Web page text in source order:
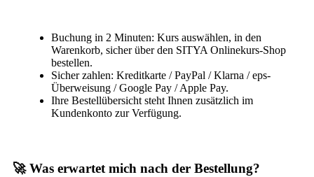
Buchung in 2 Minuten: Kurs auswählen, in den
Warenkorb, sicher über den SITYA Onlinekurs-Shop
bestellen.
Sicher zahlen: Kreditkarte / PayPal / Klarna / eps-
Überweisung / Google Pay / Apple Pay.
Ihre Bestellübersicht steht Ihnen zusätzlich im
Kundenkonto zur Verfügung.
🚀 Was erwartet mich nach der Bestellung?